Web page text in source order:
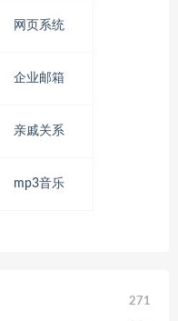
网页系统
企业邮箱
亲戚关系
mp3音乐
271